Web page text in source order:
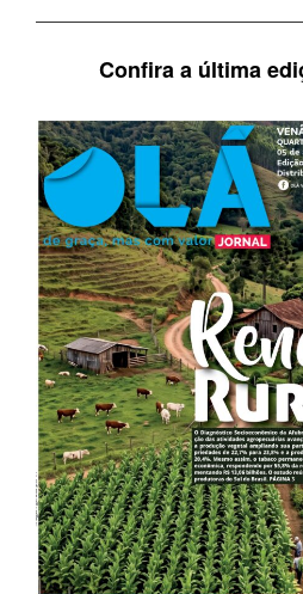
Confira a última